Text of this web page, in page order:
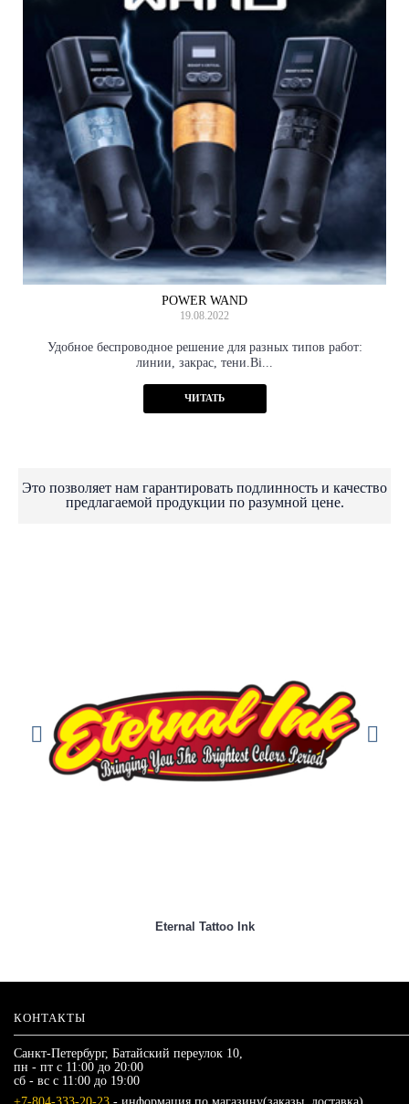
POWER WAND
19.08.2022
Удобное беспроводное решение для разных типов работ:
линии, закрас, тени.Bi...
ЧИТАТЬ
Это позволяет нам гарантировать подлинность и качество
предлагаемой продукции по разумной цене.
Eternal Tattoo Ink
КОНТАКТЫ
Санкт-Петербург, Батайский переулок 10,
пн - пт с 11:00 до 20:00
сб - вс с 11:00 до 19:00